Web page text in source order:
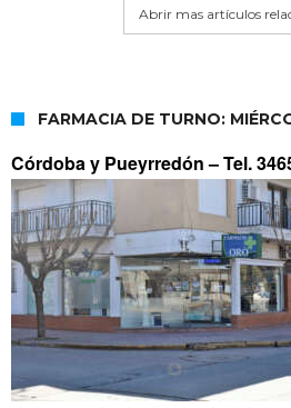
Abrir mas artículos
FARMACIA DE TURNO:
Córdoba y Pueyrredón –Tel.